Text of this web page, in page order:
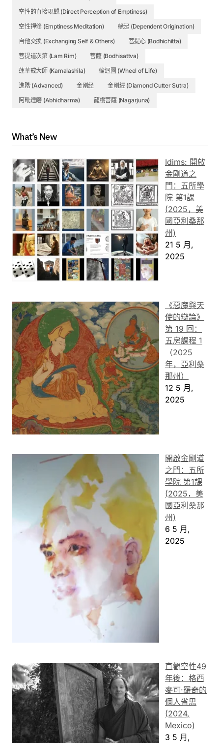
空性的直接現觀 (Direct Perception of Emptiness)
空性禪修 (Emptiness Meditation)
緣起 (Dependent Origination)
自他交換 (Exchanging Self & Others)
菩提心 (Bodhichitta)
菩提道次第 (Lam Rim)
菩薩 (Bodhisattva)
蓮華戒大師 (Kamalashila)
輪迴圖 (Wheel of Life)
進階 (Advanced)
金刚经
金剛經 (Diamond Cutter Sutra)
阿毗達磨 (Abhidharma)
龍樹菩薩 (Nagarjuna)
What’s New
Idims: 開啟
金剛道之
門：五所學
院 第1課
(2025，美
國亞利桑那
州)
21 5 月,
2025
《惡魔與天
使的辯論》
第 19 回：
五房課程 1
（2025
年，亞利桑
那州）
12 5 月,
2025
開啟金剛道
之門：五所
學院 第1課
(2025，美
國亞利桑那
州)
6 5 月,
2025
直觀空性49
年後：格西
麥可·羅奇的
個人省思
(2024,
Mexico)
3 5 月,